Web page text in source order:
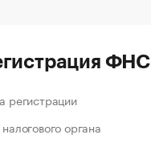
ФНС
регистрации
органа